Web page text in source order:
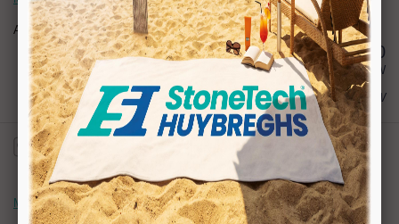
Artikelnr:036999
578,00
excl BTW
€ 699,38 incl BTW
Model V30 R=15 mm. Positie 4